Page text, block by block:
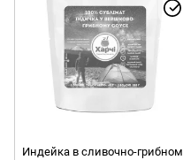
Индейка в сливочно-грибном